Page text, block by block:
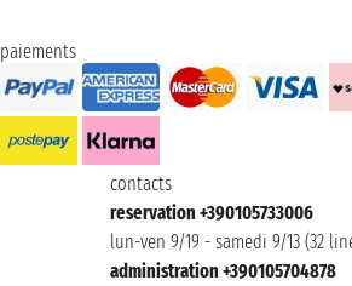
paiements
contacts
reservation +390105733006
lun-ven 9/19 - samedi 9/13 (32
administration +390105704878